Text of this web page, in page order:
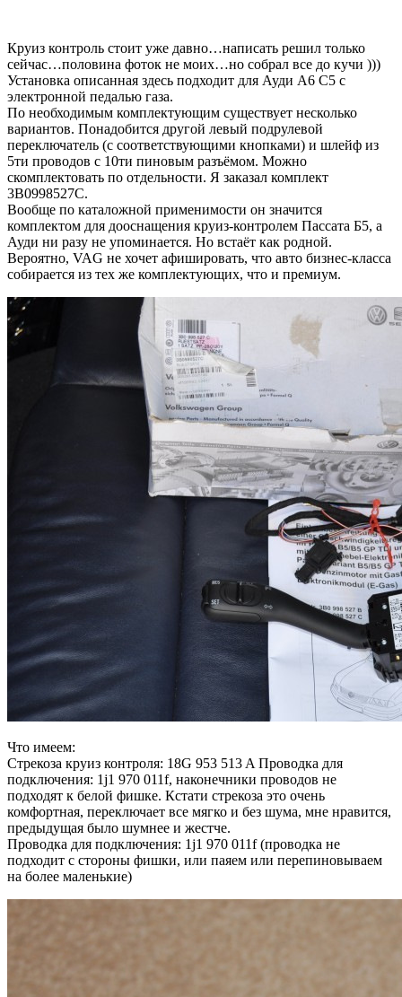
Круиз контроль стоит уже давно…написать решил только
сейчас…половина фоток не моих…но собрал все до кучи )))
Установка описанная здесь подходит для Ауди А6 С5 с
электронной педалью газа.
По необходимым комплектующим существует несколько
вариантов. Понадобится другой левый подрулевой
переключатель (с соответствующими кнопками) и шлейф из
5ти проводов с 10ти пиновым разъёмом. Можно
скомплектовать по отдельности. Я заказал комплект
3B0998527C.
Вообще по каталожной применимости он значится
комплектом для дооснащения круиз-контролем Пассата Б5, а
Ауди ни разу не упоминается. Но встаёт как родной.
Вероятно, VAG не хочет афишировать, что авто бизнес-класса
собирается из тех же комплектующих, что и премиум.
Что имеем:
Стрекоза круиз контроля: 18G 953 513 A Проводка для
подключения: 1j1 970 011f, наконечники проводов не
подходят к белой фишке. Кстати стрекоза это очень
комфортная, переключает все мягко и без шума, мне нравится,
предыдущая было шумнее и жестче.
Проводка для подключения: 1j1 970 011f (проводка не
подходит с стороны фишки, или паяем или перепиновываем
на более маленькие)